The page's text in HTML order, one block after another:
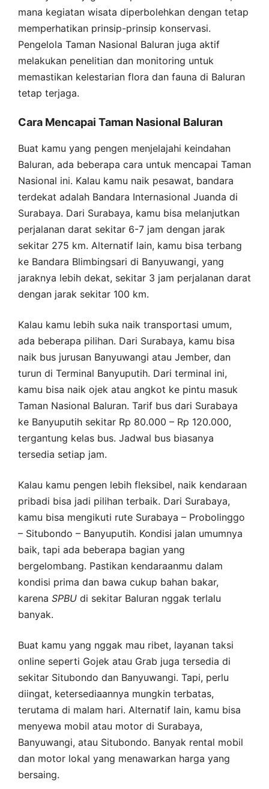
mana kegiatan wisata diperbolehkan dengan tetap
memperhatikan prinsip-prinsip konservasi.
Pengelola Taman Nasional Baluran juga aktif
melakukan penelitian dan monitoring untuk
memastikan kelestarian flora dan fauna di Baluran
tetap terjaga.
Cara Mencapai Taman Nasional Baluran
Buat kamu yang pengen menjelajahi keindahan
Baluran, ada beberapa cara untuk mencapai Taman
Nasional ini. Kalau kamu naik pesawat, bandara
terdekat adalah Bandara Internasional Juanda di
Surabaya. Dari Surabaya, kamu bisa melanjutkan
perjalanan darat sekitar 6-7 jam dengan jarak
sekitar 275 km. Alternatif lain, kamu bisa terbang
ke Bandara Blimbingsari di Banyuwangi, yang
jaraknya lebih dekat, sekitar 3 jam perjalanan darat
dengan jarak sekitar 100 km.
Kalau kamu lebih suka naik transportasi umum,
ada beberapa pilihan. Dari Surabaya, kamu bisa
naik bus jurusan Banyuwangi atau Jember, dan
turun di Terminal Banyuputih. Dari terminal ini,
kamu bisa naik ojek atau angkot ke pintu masuk
Taman Nasional Baluran. Tarif bus dari Surabaya
ke Banyuputih sekitar Rp 80.000 – Rp 120.000,
tergantung kelas bus. Jadwal bus biasanya
tersedia setiap jam.
Kalau kamu pengen lebih fleksibel, naik kendaraan
pribadi bisa jadi pilihan terbaik. Dari Surabaya,
kamu bisa mengikuti rute Surabaya – Probolinggo
– Situbondo – Banyuputih. Kondisi jalan umumnya
baik, tapi ada beberapa bagian yang
bergelombang. Pastikan kendaraanmu dalam
kondisi prima dan bawa cukup bahan bakar,
karena SPBU di sekitar Baluran nggak terlalu
banyak.
Buat kamu yang nggak mau ribet, layanan taksi
online seperti Gojek atau Grab juga tersedia di
sekitar Situbondo dan Banyuwangi. Tapi, perlu
diingat, ketersediaannya mungkin terbatas,
terutama di malam hari. Alternatif lain, kamu bisa
menyewa mobil atau motor di Surabaya,
Banyuwangi, atau Situbondo. Banyak rental mobil
dan motor lokal yang menawarkan harga yang
bersaing.